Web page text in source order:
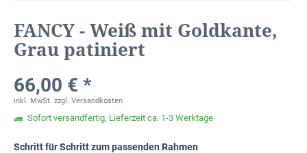
FANCY - Weiß mit Goldkante,
Grau patiniert
66,00 € *
inkl. MwSt. zzgl. Versandkosten
Sofort versandfertig, Lieferzeit ca. 1-3 Werktage
Schritt für Schritt zum passenden Rahmen